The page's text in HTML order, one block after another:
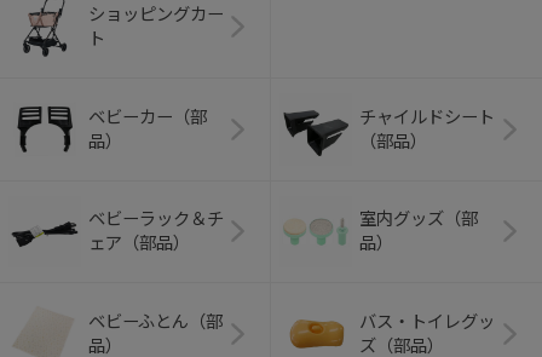
ショッピングカー
ト
ベビーカー（部
品）
チャイルドシート
（部品）
ベビーラック＆チ
ェア（部品）
室内グッズ（部
品）
ベビーふとん（部
品）
バス・トイレグッ
ズ（部品）